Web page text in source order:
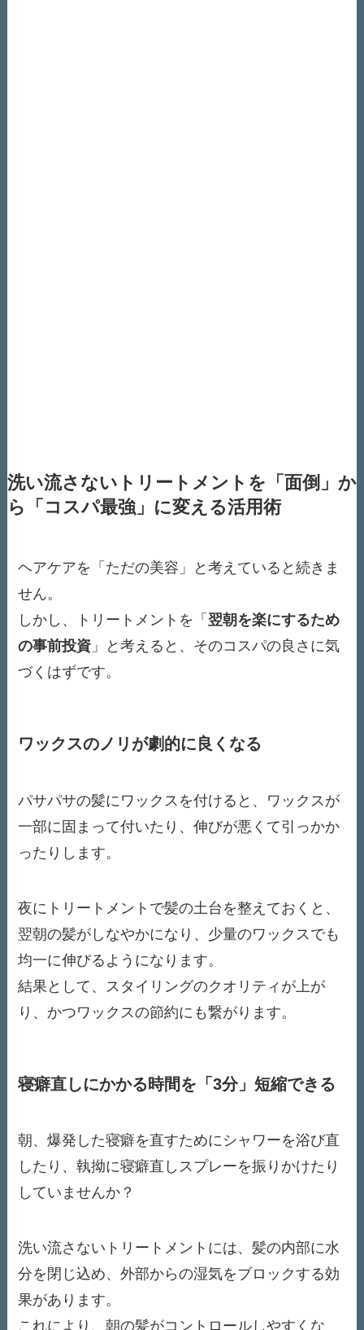
洗い流さないトリートメントを「面倒」か
ら「コスパ最強」に変える活用術
ヘアケアを「ただの美容」と考えていると続きま
せん。
しかし、トリートメントを「 翌朝を楽にするため
の事前投資 」と考えると、そのコスパの良さに気
づくはずです。
ワックスのノリが劇的に良くなる
パサパサの髪にワックスを付けると、ワックスが
一部に固まって付いたり、伸びが悪くて引っかか
ったりします。
夜にトリートメントで髪の土台を整えておくと、
翌朝の髪がしなやかになり、少量のワックスでも
均一に伸びるようになります。
結果として、スタイリングのクオリティが上が
り、かつワックスの節約にも繋がります。
寝癖直しにかかる時間を「3分」短縮できる
朝、爆発した寝癖を直すためにシャワーを浴び直
したり、執拗に寝癖直しスプレーを振りかけたり
していませんか？
洗い流さないトリートメントには、髪の内部に水
分を閉じ込め、外部からの湿気をブロックする効
果があります。
これにより、朝の髪がコントロールしやすくな